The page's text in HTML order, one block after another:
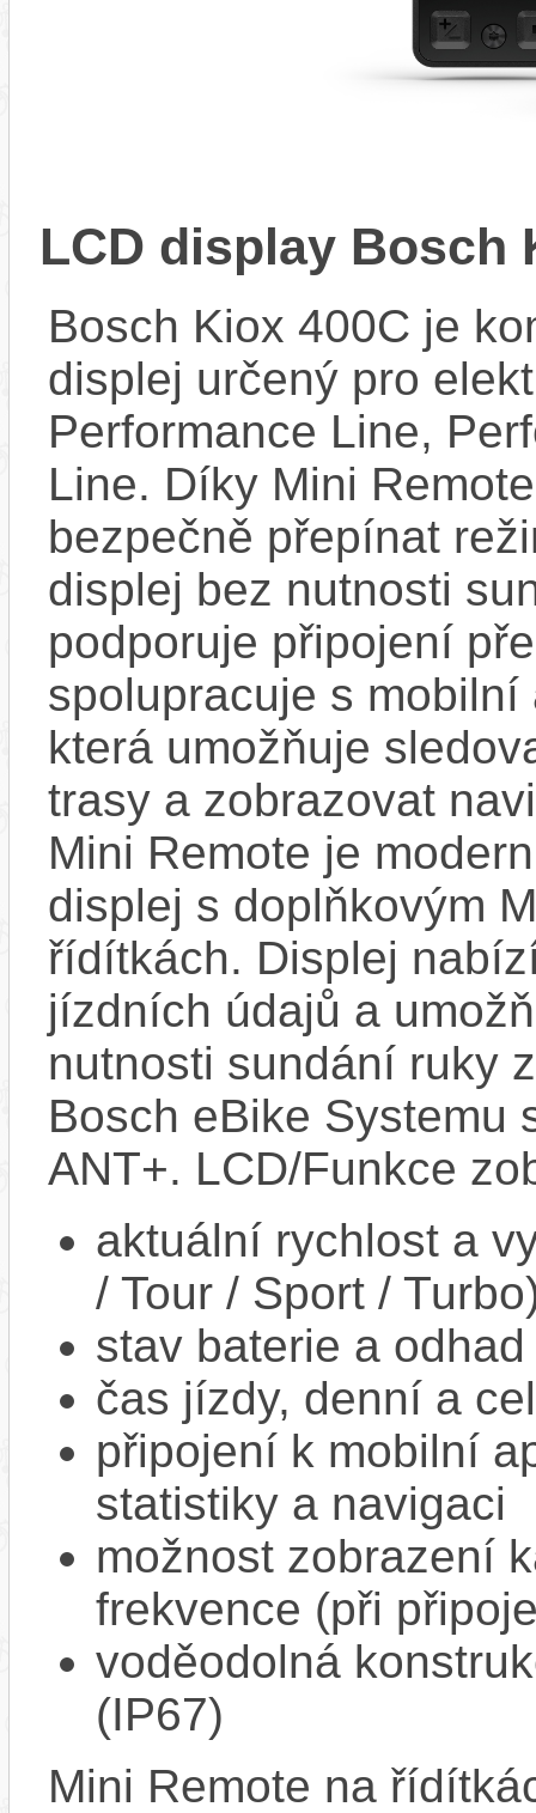
LCD display Bosch
Bosch Kiox 400C je
displej určený pro
Performance Line,
Line. Díky Mini
bezpečně přepínat
displej bez nutnosti
podporuje připojení
spolupracuje s
která umožňuje
trasy a zobrazovat
Mini Remote je
displej s doplňkovým
řídítkách. Displej
jízdních údajů a
nutnosti sundání ruky
Bosch eBike Systemu
ANT+. LCD/Funkce
aktuální rychlost a
/ Tour / Sport /
stav baterie a
čas jízdy, denní a
připojení k mobilní
statistiky a navigaci
možnost zobrazení
frekvence (při
voděodolná
(IP67)
Mini Remote na